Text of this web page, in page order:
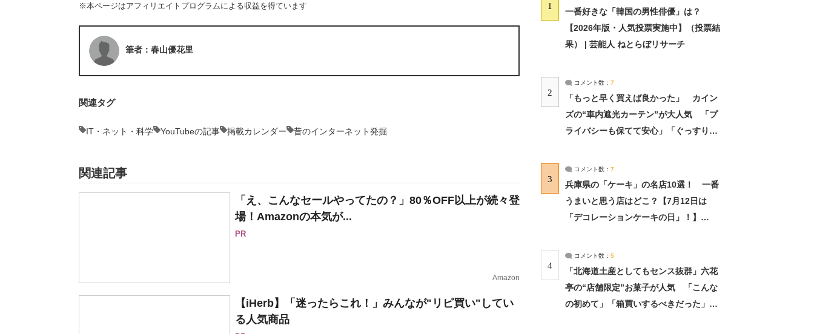
※本ページはアフィリエイトプログラムによる収益を得ています
筆者：春山優花里
関連タグ
IT・ネット・科学 YouTubeの記事 掲載カレンダー 昔のインターネット発掘
関連記事
「え、こんなセールやってたの？」80％OFF以上が続々登
場！Amazonの本気が...
PR
Amazon
【iHerb】「迷ったらこれ！」みんなが"リピ買い"してい
る人気商品
1
一番好きな「韓国の男性俳優」は？
【2026年版・人気投票実施中】（投票結
果） | 芸能人 ねとらぼリサーチ
2
コメント数： 7
「もっと早く買えば良かった」 カイン
ズの“車内遮光カーテン”が大人気 「プ
ライバシーも保てて安心」「ぐっすり眠
3
コメント数： 7
兵庫県の「ケーキ」の名店10選！ 一番
うまいと思う店はどこ？【7月12日は
「デコレーションケーキの日」！】
4
コメント数： 5
「北海道土産としてもセンス抜群」六花
亭の“店舗限定”お菓子が人気 「こんな
の初めて」「箱買いするべきだった」